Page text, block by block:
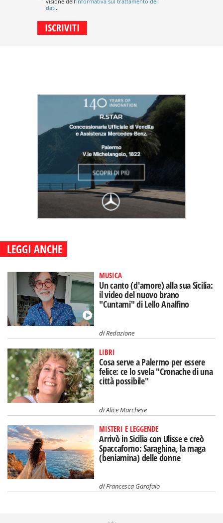
dati.
LEGGI ANCHE
MUSICA
Un canto (d'amore) alla sua Sicilia:
il video del nuovo brano
"Cuntami" di Lello Analfino
diRedazione
LIBRI
Cosa serve a Palermo per essere
felice: ce lo svela "Cronache di una
città possibile"
diAlice Marchese
MISTERI E LEGGENDE
Arrivò in Sicilia con Ulisse e creò
Spaccaforno: Saraghina, la maga
(beniamina) delle donne
diFrancesca Garofalo